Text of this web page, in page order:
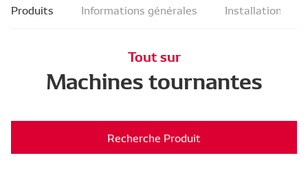
Produits Informations générales Installation et
Tout sur
Machines tournantes
Recherche Produit